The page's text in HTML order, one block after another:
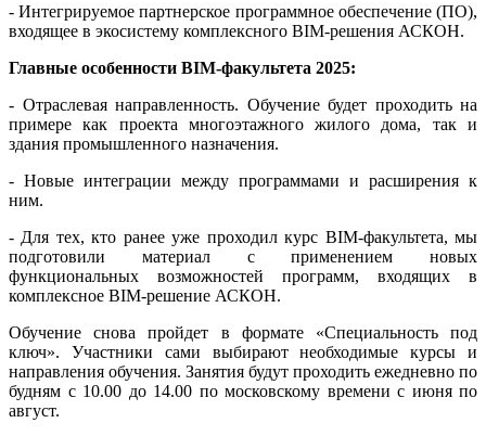
- Интегрируемое партнерское программное обеспечение (ПО),
входящее в экосистему комплексного BIM-решения АСКОН.
Главные особенности BIM-факультета 2025:
- Отраслевая направленность. Обучение будет проходить на
примере как проекта многоэтажного жилого дома, так и
здания промышленного назначения.
- Новые интеграции между программами и расширения к
ним.
- Для тех, кто ранее уже проходил курс BIM-факультета, мы
подготовили материал с применением новых
функциональных возможностей программ, входящих в
комплексное BIM-решение АСКОН.
Обучение снова пройдет в формате «Специальность под
ключ». Участники сами выбирают необходимые курсы и
направления обучения. Занятия будут проходить ежедневно по
будням с 10.00 до 14.00 по московскому времени с июня по
август.